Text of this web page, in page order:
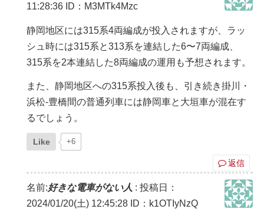
11:28:36 ID：M3MTk4Mzc
静岡地区には315系4両編成が投入されますが、ラッ
シュ時には315系と313系を連結した6〜7両編成、
315系を2本連結した8両編成の運用も予想されます。
また、静岡地区への315系投入後も、引き続き掛川・
浜松-豊橋間の普通列車には静岡車と大垣車が混在す
るでしょう。
Like +6
返信
名前:好きな電車がない人 : 投稿日：
2024/01/20(土) 12:45:28 ID：k1OTIyNzQ